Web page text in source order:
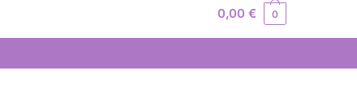
0,00€ 0